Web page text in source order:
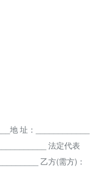
地 址：____________
法定代表
乙方(需方)：